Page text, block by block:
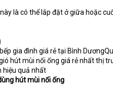
là có thể lắp đặt ở giữa hoặc
gia đình giá rẻ tại Bình
hút mùi nối ống giá rẻ nhất thị
hiệu quả nhất
hút mùi nối ống